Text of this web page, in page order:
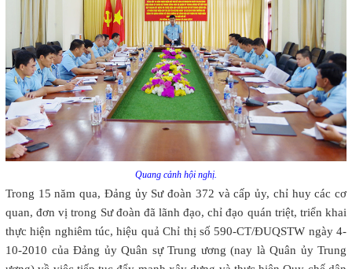
Quang cảnh hội nghị.
Trong 15 năm qua, Đảng ủy Sư đoàn 372 và cấp ủy, chỉ huy các cơ
quan, đơn vị trong Sư đoàn đã lãnh đạo, chỉ đạo quán triệt, triển khai
thực hiện nghiêm túc, hiệu quả Chỉ thị số 590-CT/ĐUQSTW ngày 4-
10-2010 của Đảng ủy Quân sự Trung ương (nay là Quân ủy Trung